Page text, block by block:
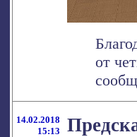
от
14.02.2018
15:13